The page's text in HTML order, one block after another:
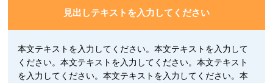
見出しテキストを入力してください
本文テキストを入力してください。本文テキストを入力して
ください。本文テキストを入力してください。本文テキスト
を入力してください。本文テキストを入力してください。本